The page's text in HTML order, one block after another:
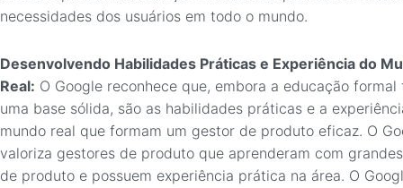
necessidades dos usuários em todo o mundo.
Desenvolvendo Habilidades Práticas e Experiência do
Real: O Google reconhece que, embora a educação formal
uma base sólida, são as habilidades práticas e a
mundo real que formam um gestor de produto eficaz. O
valoriza gestores de produto que aprenderam com
de produto e possuem experiência prática na área. O